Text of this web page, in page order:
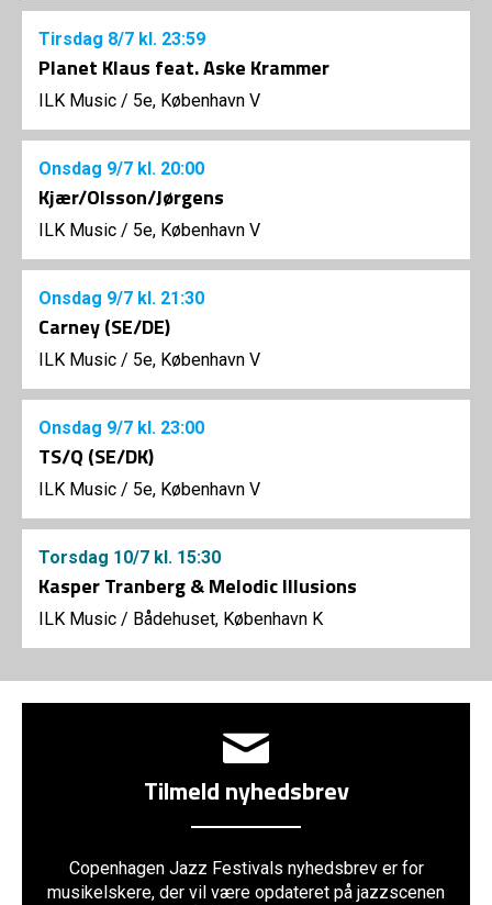
Tirsdag 8/7 kl. 23:59
Planet Klaus feat. Aske Krammer
ILK Music / 5e, København V
Onsdag 9/7 kl. 20:00
Kjær/Olsson/Jørgens
ILK Music / 5e, København V
Onsdag 9/7 kl. 21:30
Carney (SE/DE)
ILK Music / 5e, København V
Onsdag 9/7 kl. 23:00
TS/Q (SE/DK)
ILK Music / 5e, København V
Torsdag 10/7 kl. 15:30
Kasper Tranberg & Melodic Illusions
ILK Music / Bådehuset, København K
Tilmeld nyhedsbrev
Copenhagen Jazz Festivals nyhedsbrev er for
musikelskere, der vil være opdateret på jazzscenen